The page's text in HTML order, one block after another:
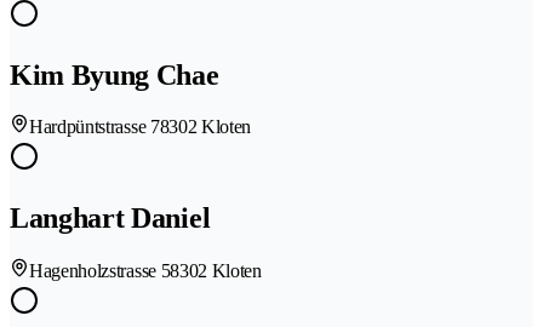
Kim Byung Chae
Hardpüntstrasse 78302 Kloten
Langhart Daniel
Hagenholzstrasse 58302 Kloten